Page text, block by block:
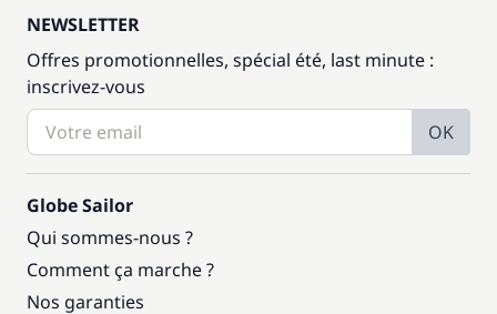
NEWSLETTER
Offres promotionnelles, spécial été, last minute :
inscrivez-vous
OK
Globe Sailor
Qui sommes-nous ?
Comment ça marche ?
Nos garanties